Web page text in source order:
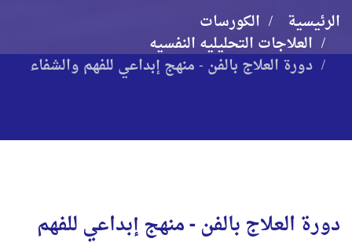
الرئيسية
الكورسات
العلاجات التحليليه النفسيه
دورة العلاج بالفن - منهج إبداعي للفهم والشفاء
دورة العلاج بالفن - منهج إبداعي للفهم